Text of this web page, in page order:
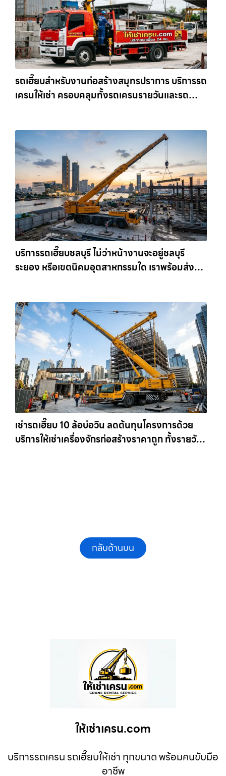
รถเฮี๊ยบสำหรับงานก่อสร้างสมุทรปราการ บริการรถ
เครนให้เช่า ครอบคลุมทั้งรถเครนรายวันและรถ
บริการรถเฮี๊ยบชลบุรี ไม่ว่าหน้างานจะอยู่ชลบุรี
ระยอง หรือเขตนิคมอุตสาหกรรมใด เราพร้อมส่งรถ
เช่ารถเฮี๊ยบ 10 ล้อบ่อวิน ลดต้นทุนโครงการด้วย
บริการให้เช่าเครื่องจักรก่อสร้างราคาถูก ทั้งรายวัน
กลับด้านบน
ให้เช่าเครน.com
บริการรถเครน รถเฮี๊ยบให้เช่า ทุกขนาด พร้อมคนขับมือ
อาชีพ